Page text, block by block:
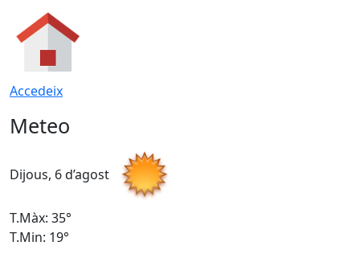
Accedeix
Meteo
Dijous, 6 d’agost
T.Màx: 35°
T.Min: 19°